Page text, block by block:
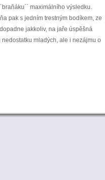
maximálního výsledku.
pak s jedním trestným bodíkem, ze
jakkoliv, na jaře úspěšná
mladých, ale i nezájmu o